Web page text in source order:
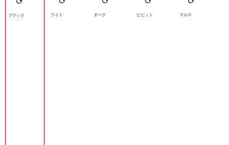
ブラック ライト ダーク ビビット マルチ